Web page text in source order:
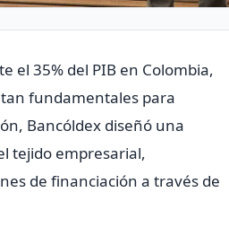
el 35% del PIB en Colombia,
fundamentales para
Bancóldex diseñó una
tejido empresarial,
de financiación a través de